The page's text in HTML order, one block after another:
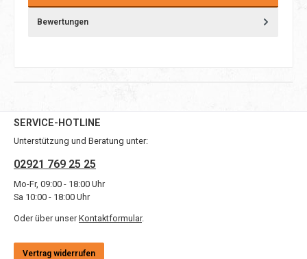
Bewertungen
SERVICE-HOTLINE
Unterstützung und Beratung unter:
02921 769 25 25
Mo-Fr, 09:00 - 18:00 Uhr
Sa 10:00 - 18:00 Uhr
Oder über unser Kontaktformular.
Vertrag widerrufen